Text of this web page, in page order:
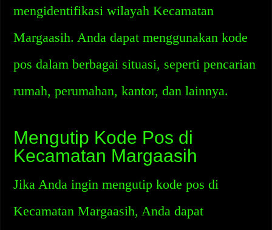
mengidentifikasi wilayah Kecamatan
Margaasih. Anda dapat menggunakan kode
pos dalam berbagai situasi, seperti pencarian
rumah, perumahan, kantor, dan lainnya.
Mengutip Kode Pos di
Kecamatan Margaasih
Jika Anda ingin mengutip kode pos di
Kecamatan Margaasih, Anda dapat